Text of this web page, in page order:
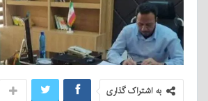
به اشتراک گذاری